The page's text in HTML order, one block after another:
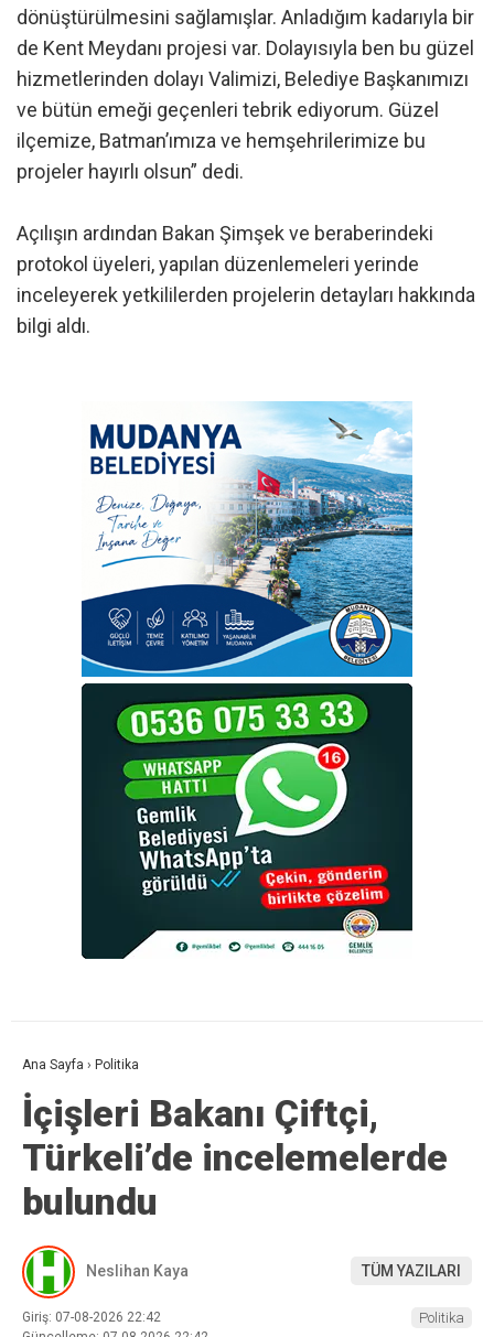
dönüştürülmesini sağlamışlar. Anladığım kadarıyla bir
de Kent Meydanı projesi var. Dolayısıyla ben bu güzel
hizmetlerinden dolayı Valimizi, Belediye Başkanımızı
ve bütün emeği geçenleri tebrik ediyorum. Güzel
ilçemize, Batman’ımıza ve hemşehrilerimize bu
projeler hayırlı olsun” dedi.
Açılışın ardından Bakan Şimşek ve beraberindeki
protokol üyeleri, yapılan düzenlemeleri yerinde
inceleyerek yetkililerden projelerin detayları hakkında
bilgi aldı.
Ana Sayfa › Politika
İçişleri Bakanı Çiftçi,
Türkeli’de incelemelerde
bulundu
Neslihan Kaya TÜM YAZILARI
Giriş: 07-08-2026 22:42
Politika